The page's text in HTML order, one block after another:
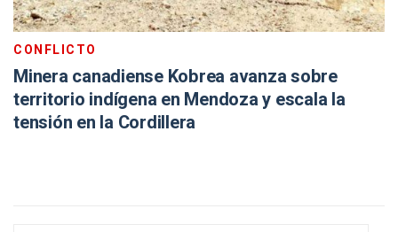
CONFLICTO
Minera canadiense Kobrea avanza sobre
territorio indígena en Mendoza y escala la
tensión en la Cordillera